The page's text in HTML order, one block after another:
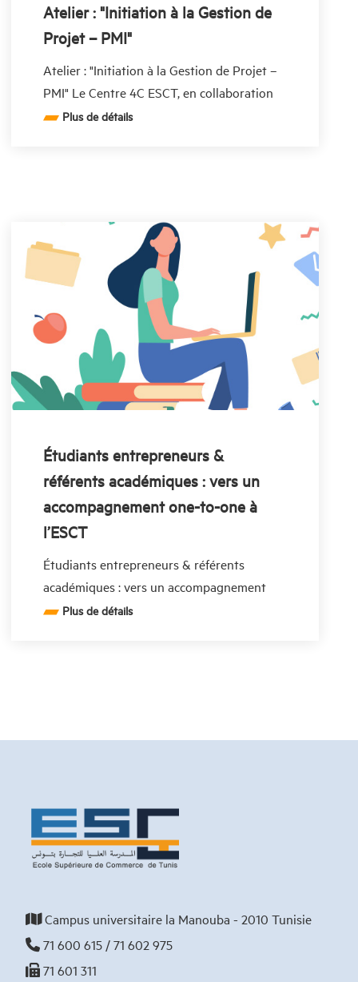
Atelier : "Initiation à la Gestion de
Projet – PMI"
Atelier : "Initiation à la Gestion de Projet –
PMI" Le Centre 4C ESCT, en collaboration
avec INJAZ Tunisie,
Plus de détails
Étudiants entrepreneurs &
référents académiques : vers un
accompagnement one-to-one à
l’ESCT
Étudiants entrepreneurs & référents
académiques : vers un accompagnement
one-to-one à l’ESCT Les référents
Plus de détails
Campus universitaire la Manouba - 2010 Tunisie
71 600 615 / 71 602 975
71 601 311